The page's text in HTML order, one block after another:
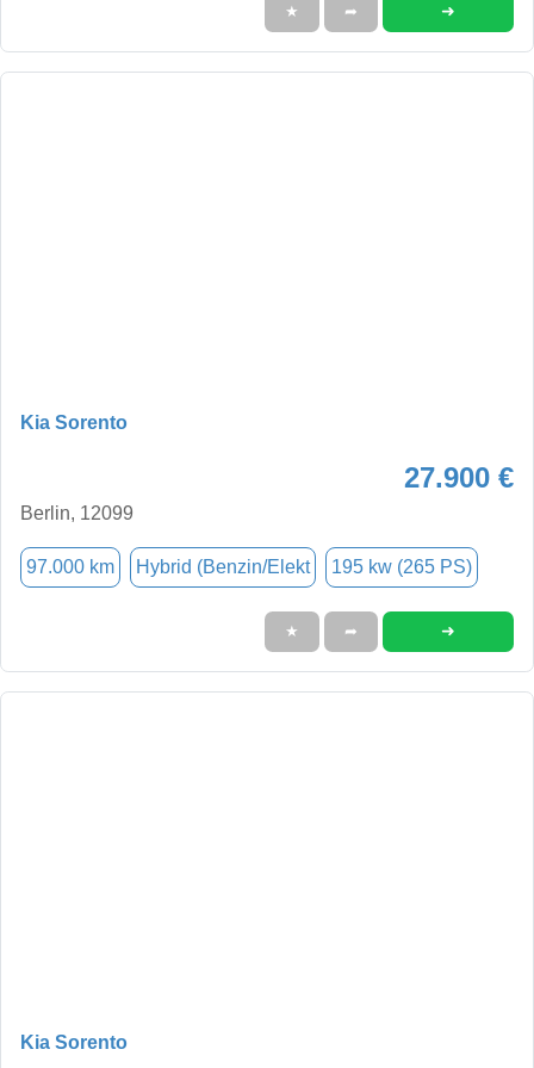
★ ➦ ➜
Kia Sorento
27.900 €
Berlin, 12099
97.000 km Hybrid (Benzin/Elekt 195 kw (265 PS)
★ ➦ ➜
Kia Sorento